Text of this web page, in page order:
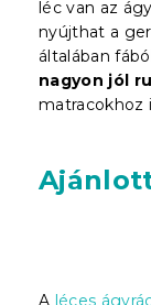
léc van az
nyújthat a
általában
nagyon jól
matracokhoz
A léces